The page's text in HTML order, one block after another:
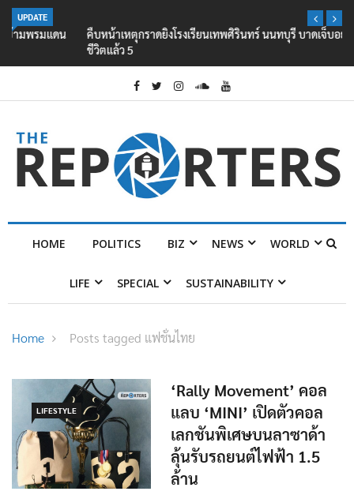
UPDATE
คืบหน้าเหตุกราดยิงโรงเรียนเทพศิรินทร์ นนทบุรี บาดเจ็บอย่างน้อย 15 เสีย
HOME POLITICS BIZ NEWS WORLD
LIFE SPECIAL SUSTAINABILITY
Home Posts tagged แฟชั่นไทย
LIFESTYLE
‘Rally Movement’ คอล
แลบ ‘MINI’ เปิดตัวคอล
เลกชันพิเศษบนลาซาด้า
ลุ้นรับรถยนต์ไฟฟ้า 1.5
ล้าน